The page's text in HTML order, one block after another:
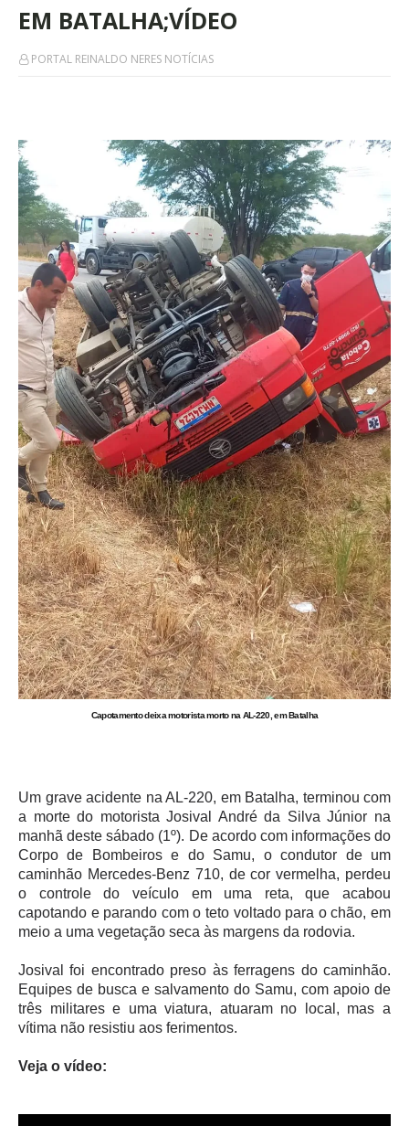
EM BATALHA;VÍDEO
PORTAL REINALDO NERES NOTÍCIAS
Capotamento deixa motorista morto na AL-220, em Batalha
Um grave acidente na AL-220, em Batalha, terminou com
a morte do motorista Josival André da Silva Júnior na
manhã deste sábado (1º). De acordo com informações do
Corpo de Bombeiros e do Samu, o condutor de um
caminhão Mercedes-Benz 710, de cor vermelha, perdeu
o controle do veículo em uma reta, que acabou
capotando e parando com o teto voltado para o chão, em
meio a uma vegetação seca às margens da rodovia.
Josival foi encontrado preso às ferragens do caminhão.
Equipes de busca e salvamento do Samu, com apoio de
três militares e uma viatura, atuaram no local, mas a
vítima não resistiu aos ferimentos.
Veja o vídeo: